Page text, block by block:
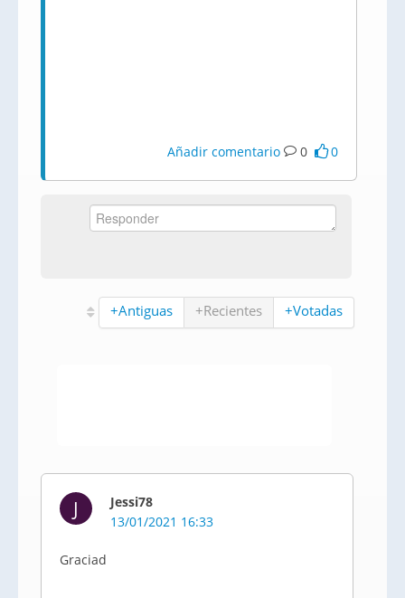
Añadir comentario 0 0
+Antiguas +Recientes +Votadas
J
Jessi78
13/01/2021 16:33
Graciad